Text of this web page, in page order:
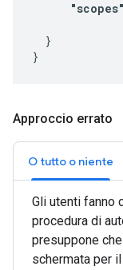
  }
}
Approccio errato
O tutto o niente
Gli utenti fanno
procedura di
presuppone
schermata per